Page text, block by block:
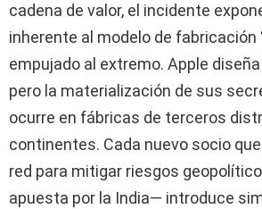
cadena de valor, el incidente
inherente al modelo de fabricación
empujado al extremo. Apple
pero la materialización de sus
ocurre en fábricas de terceros
continentes. Cada nuevo socio
red para mitigar riesgos
apuesta por la India— introduce